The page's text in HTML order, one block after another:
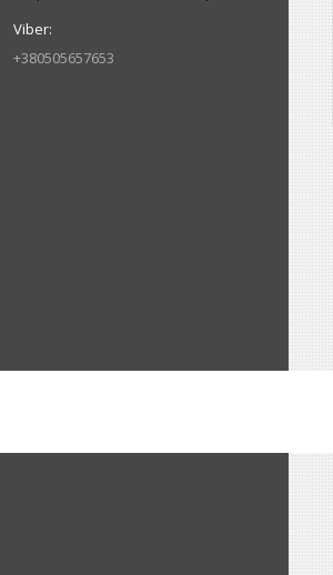
+380505657653